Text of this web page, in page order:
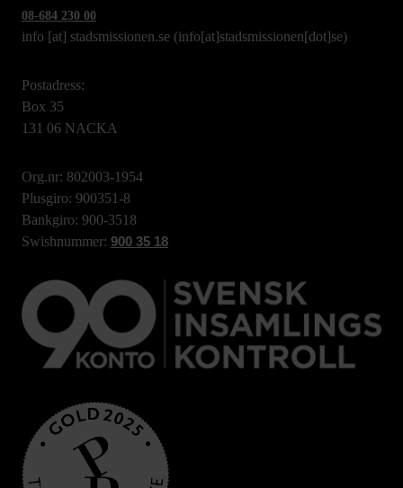
08-684 230 00
info [at] stadsmissionen.se (info[at]stadsmissionen[dot]se)
Postadress:
Box 35
131 06 NACKA
Org.nr: 802003-1954
Plusgiro: 900351-8
Bankgiro: 900-3518
Swishnummer: 900 35 18